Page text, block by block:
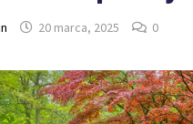
20 marca, 2025 0